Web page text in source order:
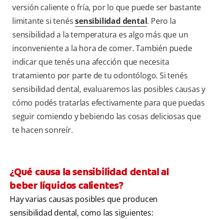
versión caliente o fría, por lo que puede ser bastante
limitante si tenéssensibilidad dental. Pero la
sensibilidad a la temperatura es algo más que un
inconveniente a la hora de comer. También puede
indicar que tenés una afección que necesita
tratamiento por parte de tu odontólogo. Si tenés
sensibilidad dental, evaluaremos las posibles causas y
cómo podés tratarlas efectivamente para que puedas
seguir comiendo y bebiendo las cosas deliciosas que
te hacen sonreír.
¿Qué causa la sensibilidad dental al
beber líquidos calientes?
Hay varias causas posibles que producen
sensibilidad dental, como las siguientes: